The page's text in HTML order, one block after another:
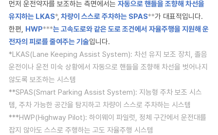
먼저 운전약자를 보조하는 측면에서는 자동으로 핸들을 조향해 차선을
유지하는 LKAS*, 차량이 스스로 주차하는 SPAS**가 대표적입니다.
한편, HWP***는 고속도로와 같은 도로 조건에서 자율주행을 지원해 운
전자의 피로를 줄여주는 기술입니다.
*LKAS(Lane Keeping Assist System): 차선 유지 보조 장치, 졸음
운전이나 운전 미숙 상황에서 자동으로 핸들을 조향해 차선을 벗어나지
않도록 보조하는 시스템
**SPAS(Smart Parking Assist System): 지능형 주차 보조 시스
템, 주차 가능한 공간을 탐지하고 차량이 스스로 주차하는 시스템
***HWP(Highway Pilot): 하이웨이 파일럿, 정체 구간에서 운전대를
잡지 않아도 스스로 주행하는 고도 자율주행 시스템